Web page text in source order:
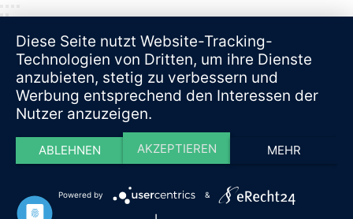
Diese Seite nutzt Website-Tracking-
Technologien von Dritten, um ihre Dienste
anzubieten, stetig zu verbessern und
Werbung entsprechend den Interessen der
Nutzer anzuzeigen.
ABLEHNEN AKZEPTIEREN MEHR
Powered by &